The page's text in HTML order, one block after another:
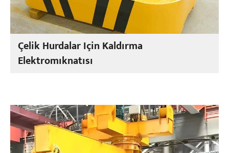
Çelik Hurdalar Için Kaldırma
Elektromıknatısı